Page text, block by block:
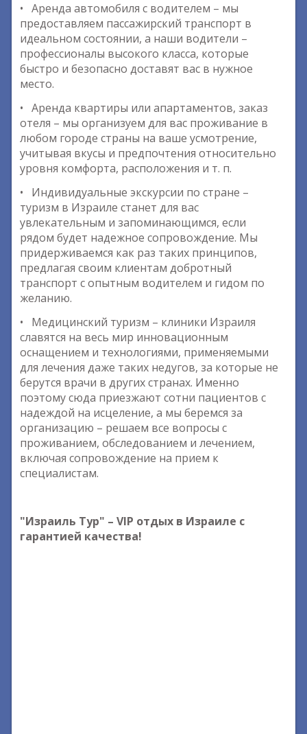
• Аренда автомобиля с водителем – мы
предоставляем пассажирский транспорт в
идеальном состоянии, а наши водители –
профессионалы высокого класса, которые
быстро и безопасно доставят вас в нужное
место.
• Аренда квартиры или апартаментов, заказ
отеля – мы организуем для вас проживание в
любом городе страны на ваше усмотрение,
учитывая вкусы и предпочтения относительно
уровня комфорта, расположения и т. п.
• Индивидуальные экскурсии по стране –
туризм в Израиле станет для вас
увлекательным и запоминающимся, если
рядом будет надежное сопровождение. Мы
придерживаемся как раз таких принципов,
предлагая своим клиентам добротный
транспорт с опытным водителем и гидом по
желанию.
• Медицинский туризм – клиники Израиля
славятся на весь мир инновационным
оснащением и технологиями, применяемыми
для лечения даже таких недугов, за которые не
берутся врачи в других странах. Именно
поэтому сюда приезжают сотни пациентов с
надеждой на исцеление, а мы беремся за
организацию – решаем все вопросы с
проживанием, обследованием и лечением,
включая сопровождение на прием к
специалистам.
"Израиль Тур" – VIP отдых в Израиле с
гарантией качества!